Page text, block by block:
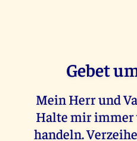
Gebet
Mein Herr und
Halte mir immer
handeln.